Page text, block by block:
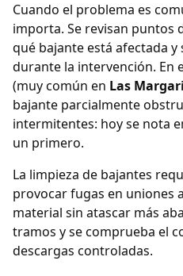
Cuando el problema es
importa. Se revisan puntos
qué bajante está afectada y
durante la intervención. En
(muy común en Las
bajante parcialmente
intermitentes: hoy se nota
un primero.
La limpieza de bajantes
provocar fugas en uniones
material sin atascar más
tramos y se comprueba el
descargas controladas.